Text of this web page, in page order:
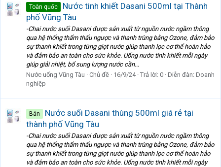
Toàn quốc
Nước tinh khiết Dasani 500ml tại Thành
phố Vũng Tàu
-Chai nước suối Dasani được sản xuất từ nguồn nước ngầm thông
qua hệ thống thẩm thấu ngược và thanh trùng bằng Ozone, đảm bảo
sự thanh khiết trong từng giọt nước giúp thanh lọc cơ thể hoàn hảo
và đảm bảo an toàn cho sức khỏe. Uống nước tinh khiết mỗi ngày
giúp giải nhiệt, bổ sung lượng nước cần...
Nước uống Vũng Tàu
Chủ đề 16/9/24 Trả lời: 0 Diễn đàn: Doanh
nghiệp
Bán
Nước suối Dasani thùng 500ml giá rẻ tại
thành phố Vũng Tàu
-Chai nước suối Dasani được sản xuất từ nguồn nước ngầm thông
qua hệ thống thẩm thấu ngược và thanh trùng bằng Ozone, đảm bảo
sự thanh khiết trong từng giọt nước giúp thanh lọc cơ thể hoàn hảo
và đảm bảo an toàn cho sức khỏe. Uống nước tinh khiết mỗi ngày